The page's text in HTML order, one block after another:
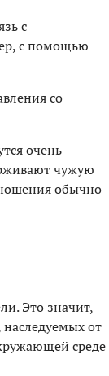
с
с помощью
со
очень
чужую
обычно
Это значит,
наследуемых от
среде